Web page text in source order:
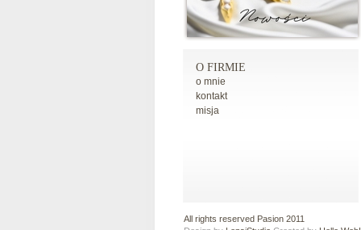
O FIRMIE
o mnie
kontakt
misja
All rights reserved Pasion 2011